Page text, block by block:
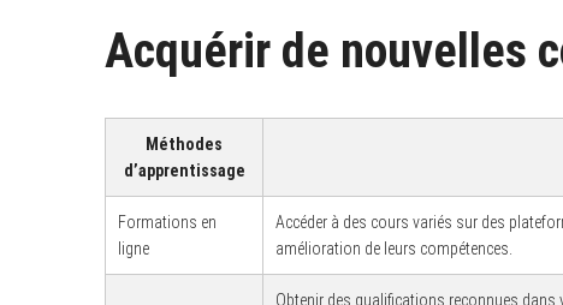
Acquérir de nouvelles
Méthodes
d’apprentissage
Formations en
ligne
Accéder à des cours variés sur des
amélioration de leurs compétences.
Obtenir des qualifications reconnues dans